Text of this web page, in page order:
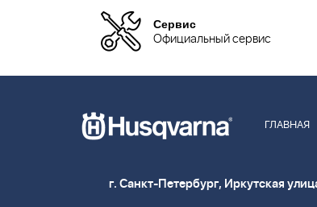
Сервис
Официальный сервис
ГЛАВНАЯ
г. Санкт-Петербург, Иркутская